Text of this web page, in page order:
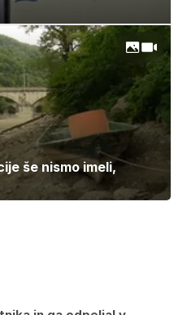
še nismo imeli,